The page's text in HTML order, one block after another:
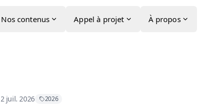
Nos contenus Appel à projet À propos
2 juil. 2026 2026